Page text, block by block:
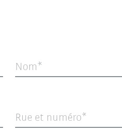
Nom
Rue et numéro